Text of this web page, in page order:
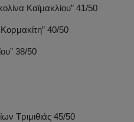
Καϊμακλίου” 41/50
40/50
38/50
Τριμιθιάς 45/50